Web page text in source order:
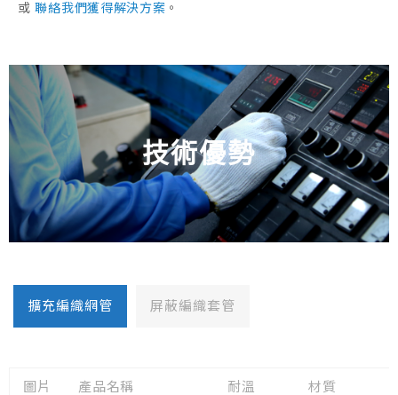
或聯絡我們獲得解決方案 。
技術優勢
擴充編織網管 屏蔽編織套管
圖片 產品名稱 耐溫 材質